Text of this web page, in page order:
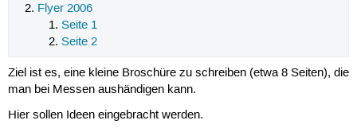
Flyer 2006
Seite 1
Seite 2
Ziel ist es, eine kleine Broschüre zu schreiben (etwa 8 Seiten), die
man bei Messen aushändigen kann.
Hier sollen Ideen eingebracht werden.